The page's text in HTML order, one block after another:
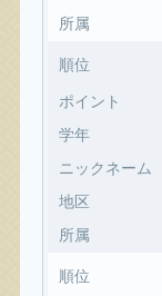
所属
順位
ポイント
学年
ニックネーム
地区
所属
順位